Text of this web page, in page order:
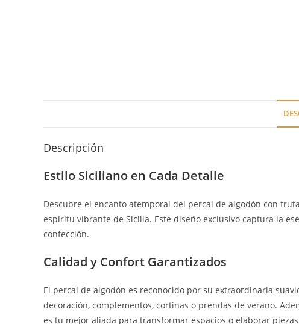
Descripción
Estilo Siciliano en Cada Detalle
Descubre el encanto atemporal del percal de algodón con
espíritu vibrante de Sicilia. Este diseño exclusivo captura la
confección.
Calidad y Confort Garantizados
El percal de algodón es reconocido por su extraordinaria
decoración, complementos, cortinas o prendas de verano.
es tu mejor aliada para transformar espacios o elaborar